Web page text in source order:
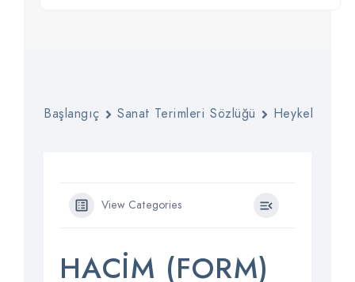
Başlangıç Sanat Terimleri Sözlüğü Heykel
View Categories
HACIM (FORM)